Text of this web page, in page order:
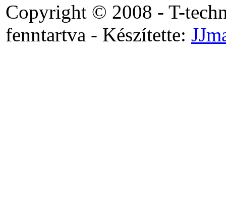
Copyright © 2008 - T-
fenntartva - Készítette: